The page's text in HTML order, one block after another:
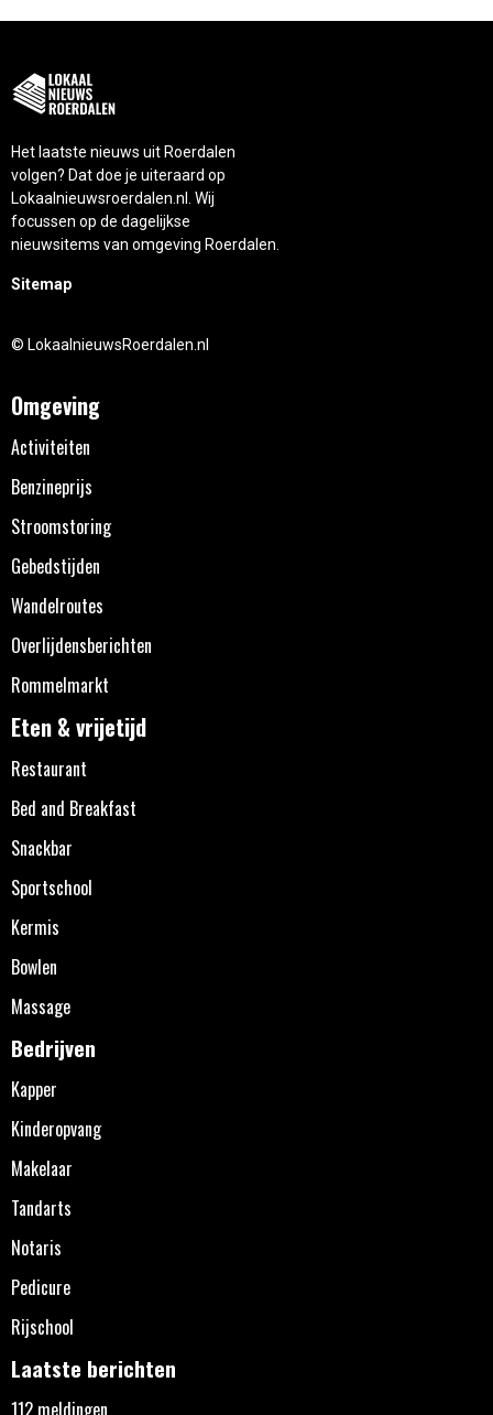
Het laatste nieuws uit Roerdalen
volgen? Dat doe je uiteraard op
Lokaalnieuwsroerdalen.nl. Wij
focussen op de dagelijkse
nieuwsitems van omgeving Roerdalen.
Sitemap
© LokaalnieuwsRoerdalen.nl
Omgeving
Activiteiten
Benzineprijs
Stroomstoring
Gebedstijden
Wandelroutes
Overlijdensberichten
Rommelmarkt
Eten & vrijetijd
Restaurant
Bed and Breakfast
Snackbar
Sportschool
Kermis
Bowlen
Massage
Bedrijven
Kapper
Kinderopvang
Makelaar
Tandarts
Notaris
Pedicure
Rijschool
Laatste berichten